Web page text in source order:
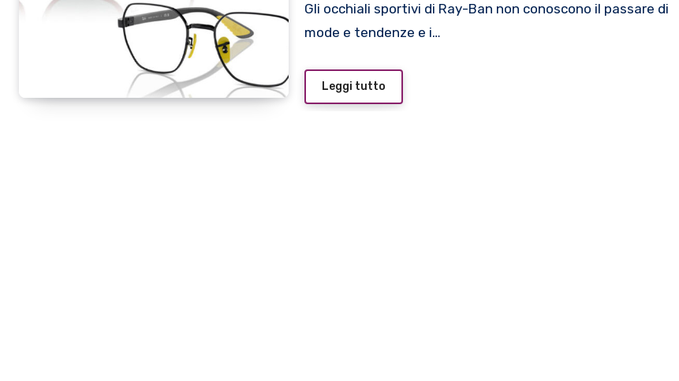
Gli occhiali sportivi di Ray-Ban non conoscono il passare di
mode e tendenze e i…
Leggi tutto